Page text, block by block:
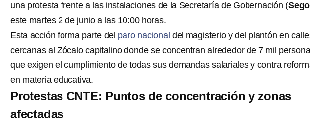
una protesta frente a las instalaciones de la Secretaría de Gobernación (
este martes 2 de junio a las 10:00 horas.
Esta acción forma parte del paro nacional del magisterio y del plantón en
cercanas al Zócalo capitalino donde se concentran alrededor de 7 mil
que exigen el cumplimiento de todas sus demandas salariales y contra
en materia educativa.
Protestas CNTE: Puntos de concentración y zonas
afectadas